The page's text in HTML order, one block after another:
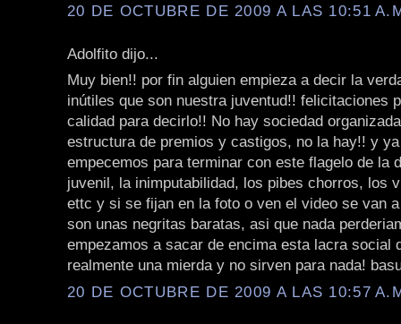
20 DE OCTUBRE DE 2009 A LAS 10:51
Adolfito dijo...
Muy bien!! por fin alguien empieza a decir la
inútiles que son nuestra juventud!! felicitaciones
calidad para decirlo!! No hay sociedad
estructura de premios y castigos, no la hay!! y
empecemos para terminar con este flagelo de la
juvenil, la inimputabilidad, los pibes chorros, los
ettc y si se fijan en la foto o ven el video se van
son unas negritas baratas, asi que nada
empezamos a sacar de encima esta lacra social
realmente una mierda y no sirven para nada!
20 DE OCTUBRE DE 2009 A LAS 10:57